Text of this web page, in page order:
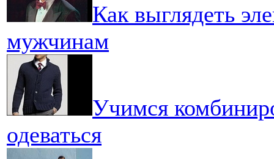
Как выглядеть
мужчинам
Учимся
одеваться